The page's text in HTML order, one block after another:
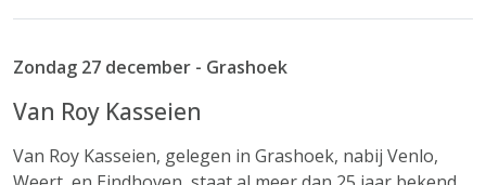
Zondag 27 december - Grashoek
Van Roy Kasseien
Van Roy Kasseien, gelegen in Grashoek, nabij Venlo,